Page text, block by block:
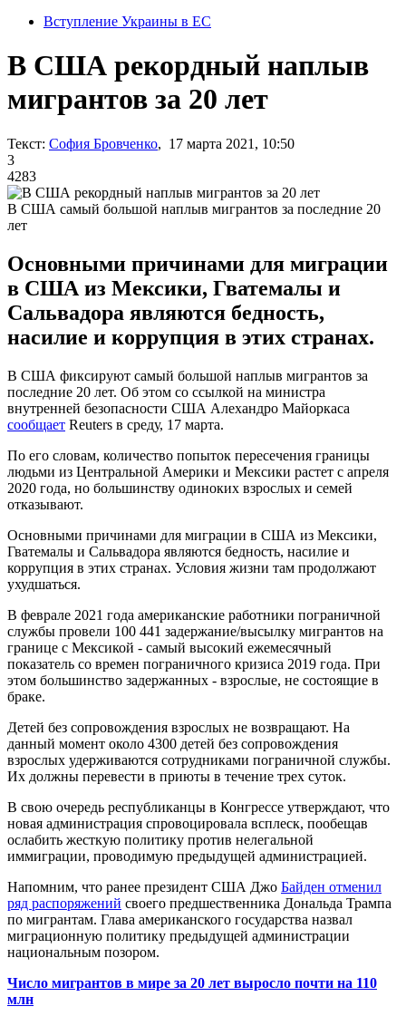
Вступление Украины в ЕС
В США рекордный наплыв
мигрантов за 20 лет
Текст: София Бровченко, 17 марта 2021, 10:50
3
4283
В США самый большой наплыв мигрантов за последние 20
лет
Основными причинами для миграции
в США из Мексики, Гватемалы и
Сальвадора являются бедность,
насилие и коррупция в этих странах.
В США фиксируют самый большой наплыв мигрантов за
последние 20 лет. Об этом со ссылкой на министра
внутренней безопасности США Алехандро Майоркаса
сообщает Reuters в среду, 17 марта.
По его словам, количество попыток пересечения границы
людьми из Центральной Америки и Мексики растет с апреля
2020 года, но большинству одиноких взрослых и семей
отказывают.
Основными причинами для миграции в США из Мексики,
Гватемалы и Сальвадора являются бедность, насилие и
коррупция в этих странах. Условия жизни там продолжают
ухудшаться.
В феврале 2021 года американские работники пограничной
службы провели 100 441 задержание/высылку мигрантов на
границе с Мексикой - самый высокий ежемесячный
показатель со времен пограничного кризиса 2019 года. При
этом большинство задержанных - взрослые, не состоящие в
браке.
Детей без сопровождения взрослых не возвращают. На
данный момент около 4300 детей без сопровождения
взрослых удерживаются сотрудниками пограничной службы.
Их должны перевести в приюты в течение трех суток.
В свою очередь республиканцы в Конгрессе утверждают, что
новая администрация спровоцировала всплеск, пообещав
ослабить жесткую политику против нелегальной
иммиграции, проводимую предыдущей администрацией.
Напомним, что ранее президент США Джо Байден отменил
ряд распоряжений своего предшественника Дональда Трампа
по мигрантам. Глава американского государства назвал
миграционную политику предыдущей администрации
национальным позором.
Число мигрантов в мире за 20 лет выросло почти на 110
млн